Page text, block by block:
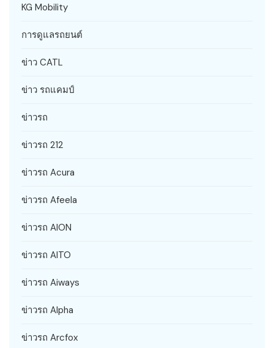
KG Mobility
การดูแลรถยนต์
ข่าว CATL
ข่าว รถแคมป์
ข่าวรถ
ข่าวรถ 212
ข่าวรถ Acura
ข่าวรถ Afeela
ข่าวรถ AION
ข่าวรถ AITO
ข่าวรถ Aiways
ข่าวรถ Alpha
ข่าวรถ Arcfox